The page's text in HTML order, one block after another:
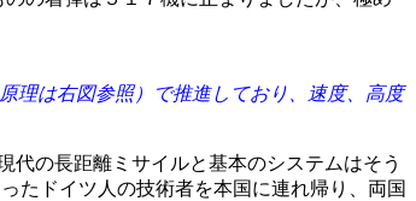
理は右図参照）で推進しており、速度、高度
の長距離ミサイルと基本のシステムはそう
たドイツ人の技術者を本国に連れ帰り、両国